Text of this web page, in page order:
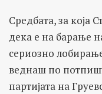
Средбата, за која
дека е на барање
сериозно
веднаш по
партијата на